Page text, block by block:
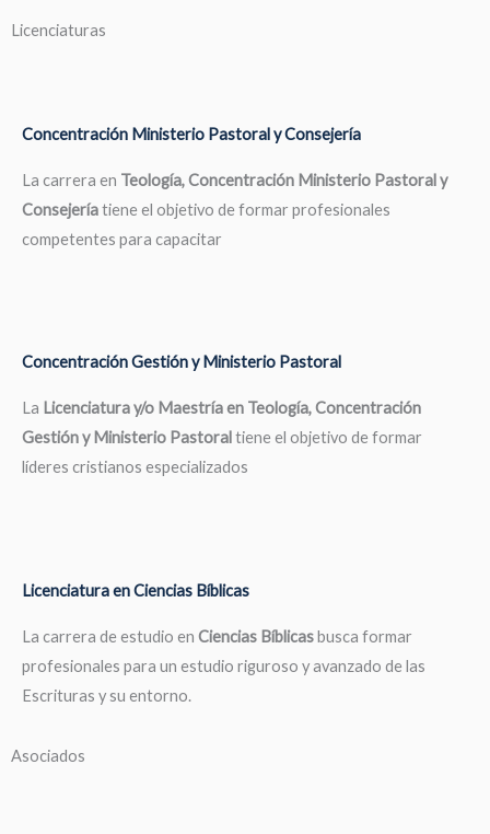
Licenciaturas
Concentración Ministerio Pastoral y Consejería
La carrera en Teología, Concentración Ministerio Pastoral y
Consejeríatiene el objetivo de formar profesionales
competentes para capacitar
Concentración Gestión y Ministerio Pastoral
La Licenciatura y/o Maestría en Teología, Concentración
Gestión y Ministerio Pastoraltiene el objetivo de formar
líderes cristianos especializados
Licenciatura en Ciencias Bíblicas
La carrera de estudio en Ciencias Bíblicasbusca formar
profesionales para un estudio riguroso y avanzado de las
Escrituras y su entorno.
Asociados